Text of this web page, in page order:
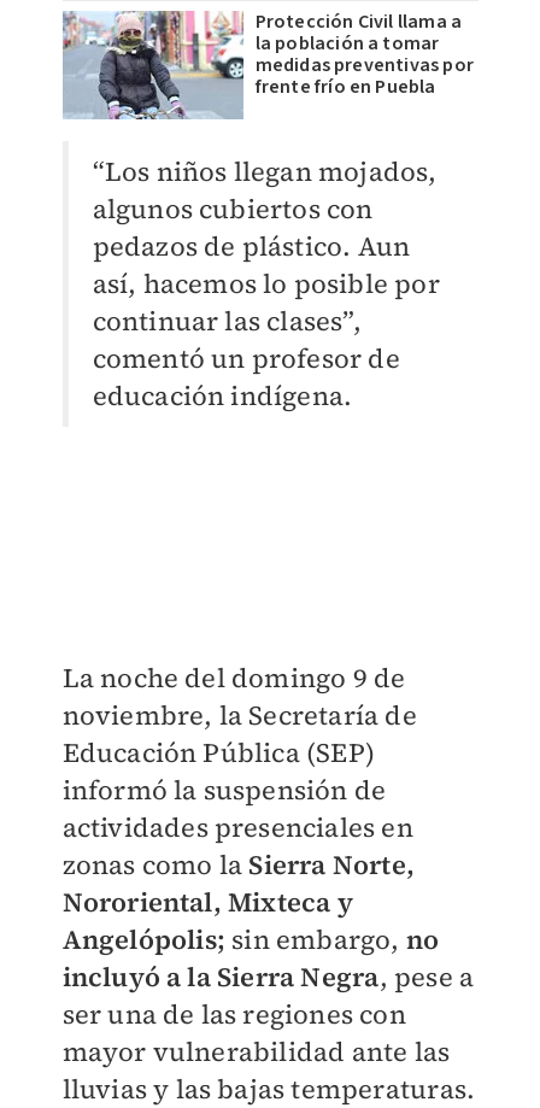
Protección Civil llama a
la población a tomar
medidas preventivas por
frente frío en Puebla
“Los niños llegan mojados,
algunos cubiertos con
pedazos de plástico. Aun
así, hacemos lo posible por
continuar las clases”,
comentó un profesor de
educación indígena.
La noche del domingo 9 de
noviembre, la Secretaría de
Educación Pública (SEP)
informó la suspensión de
actividades presenciales en
zonas como la Sierra Norte,
Nororiental, Mixteca y
Angelópolis; sin embargo, no
incluyó a la Sierra Negra, pese a
ser una de las regiones con
mayor vulnerabilidad ante las
lluvias y las bajas temperaturas.